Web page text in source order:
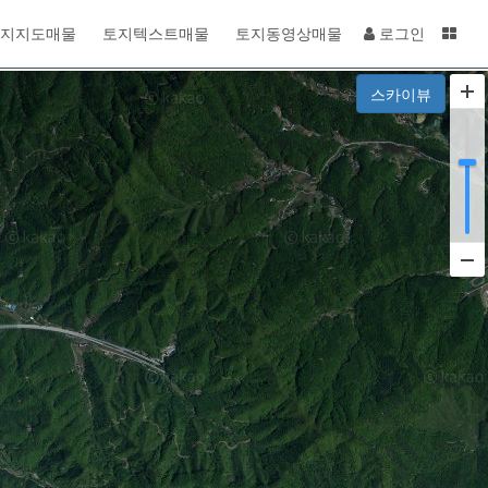
지도매물 토지텍스트매물 토지동영상매물 로그인